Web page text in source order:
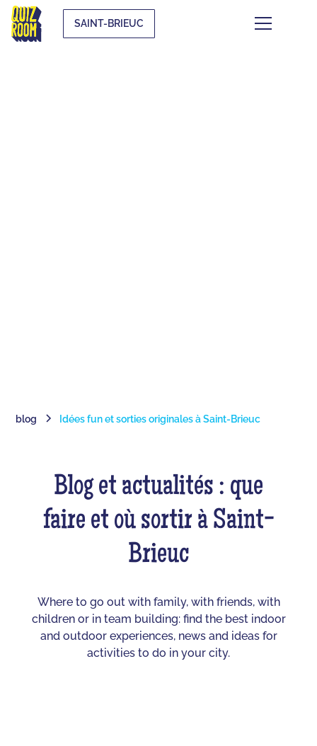
SAINT-BRIEUC
blog Idées fun et sorties originales à Saint-Brieuc
Blog et actualités : que
faire et où sortir à Saint-
Brieuc
Where to go out with family, with friends, with
children or in team building: find the best indoor
and outdoor experiences, news and ideas for
activities to do in your city.